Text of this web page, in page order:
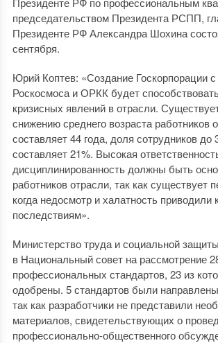
председательством Президента РСПП,
Президенте РФ Александра Шохина
сентября.
Юрий Коптев: «Создание Госкорпорации
Роскосмоса и ОРКК будет
кризисных явлений в отрасли.
снижению среднего возраста работников
составляет 44 года, доля сотрудников до
составляет 21%. Высокая
дисциплинированность должны быть
работников отрасли, так как существует
когда недосмотр и халатность
последствиям».
Министерство труда и социальной
в Национальный совет на рассмотрение
профессиональных стандартов, 23 из
одобрены. 5 стандартов были
так как разработчики не представили
материалов, свидетельствующих о
профессионально-общественного